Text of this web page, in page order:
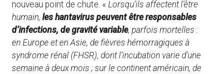
nouveau point de chute. « Lorsqu’ils affectent l’être
humain, les hantavirus peuvent être responsables
d’infections, de gravité variable, parfois mortelles :
en Europe et en Asie, de fièvres hémorragiques à
syndrome rénal (FHSR), dont l’incubation varie d’une
semaine à deux mois ; sur le continent américain, de